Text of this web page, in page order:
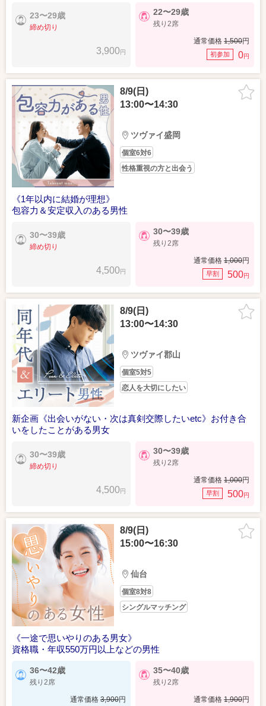
23〜29歳
締め切り
3,900円
22〜29歳
残り2席
通常価格 1,500円
初参加 0円
8/9(日)
13:00〜14:30
ツヴァイ盛岡
個室6対6
性格重視の方と出会う
《1年以内に結婚が理想》
包容力＆安定収入のある男性
30〜39歳
締め切り
4,500円
30〜39歳
残り2席
通常価格 1,000円
早割 500円
8/9(日)
13:00〜14:30
ツヴァイ郡山
個室5対5
恋人を大切にしたい
新企画《出会いがない・次は真剣交際したいetc》お付き合
いをしたことがある男女
30〜39歳
締め切り
4,500円
30〜39歳
残り2席
通常価格 1,000円
早割 500円
8/9(日)
15:00〜16:30
仙台
個室8対8
シングルマッチング
《一途で思いやりのある男女》
資格職・年収550万円以上などの男性
36〜42歳
残り2席
通常価格 3,900円
35〜40歳
残り2席
通常価格 1,900円